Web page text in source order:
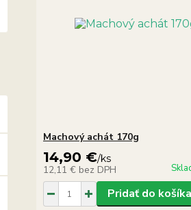
Machový achát 170g
14,90 €/ks
12,11 € bez DPH
Pridať do košíka